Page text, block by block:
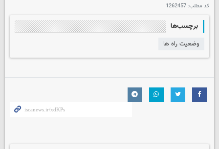
کد مطلب: 1262457
برچسب‌ها
وضعیت راه ها